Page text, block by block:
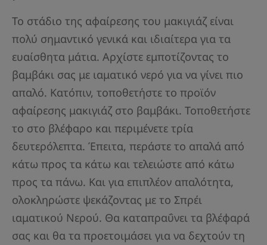
Το στάδιο της αφαίρεσης του μακιγιάζ είναι
πολύ σημαντικό γενικά και ιδιαίτερα για τα
ευαίσθητα μάτια. Αρχίστε εμποτίζοντας το
βαμβάκι σας με ιαματικό νερό για να γίνει πιο
απαλό. Κατόπιν, τοποθετήστε το προϊόν
αφαίρεσης μακιγιάζ στο βαμβάκι. Τοποθετήστε
το στο βλέφαρο και περιμένετε τρία
δευτερόλεπτα. Έπειτα, περάστε το απαλά από
κάτω προς τα κάτω και τελειώστε από κάτω
προς τα πάνω. Και για επιπλέον απαλότητα,
ολοκληρώστε ψεκάζοντας με το Σπρέι
ιαματικού Νερού. Θα καταπραΰνει τα βλέφαρά
σας και θα τα προετοιμάσει για να δεχτούν τη